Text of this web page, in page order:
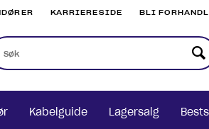
KARRIERESIDE BLI
Kabelguide Lagersalg